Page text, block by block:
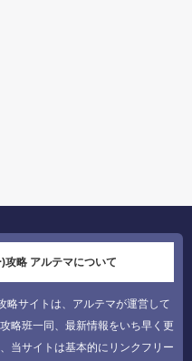
攻略 アルテマについて
略サイトは、アルテマが運営して
略班一同、最新情報をいち早く更
当サイトは基本的にリンクフリー